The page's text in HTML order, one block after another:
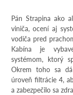
Pán Strapina ako
viniča, ocení aj
vodiča pred
Kabína je
systémom, ktorý
Okrem toho sa
úroveň filtrácie 4,
a zabezpečilo sa